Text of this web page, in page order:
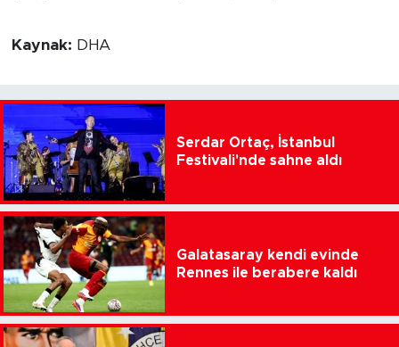
Kaynak: DHA
Serdar Ortaç, İstanbul
Festivali'nde sahne aldı
Galatasaray kendi evinde
Rennes ile berabere kaldı